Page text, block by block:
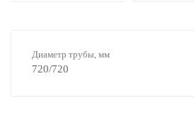
Диаметр трубы, мм
720/720